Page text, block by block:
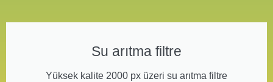
Su arıtma filtre
Yüksek kalite 2000 px üzeri su arıtma filtre